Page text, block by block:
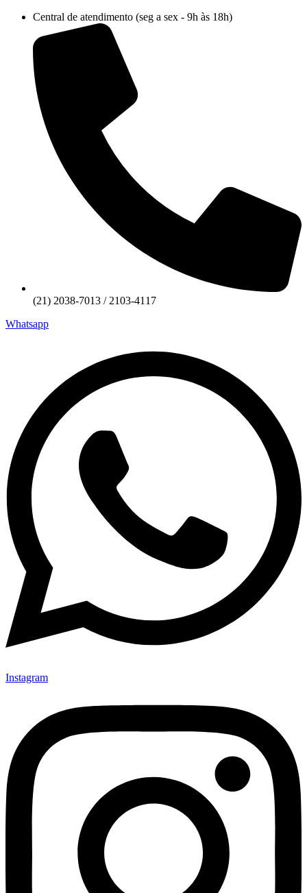
conteúdo
Central de atendimento (seg a sex - 9h às 18h)
(21) 2038-7013 / 2103-4117
Whatsapp
Instagram